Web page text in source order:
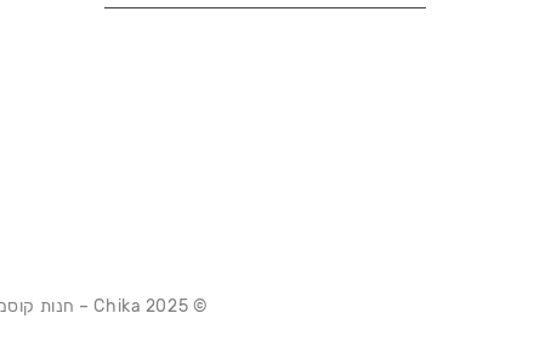
© 2025 Chika – חנות קוסמטיקה מקצועית